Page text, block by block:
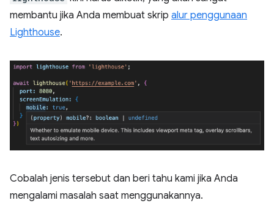
membantu jika Anda membuat skrip alur penggunaan
Lighthouse.
Cobalah jenis tersebut dan beri tahu kami jika Anda
mengalami masalah saat menggunakannya.